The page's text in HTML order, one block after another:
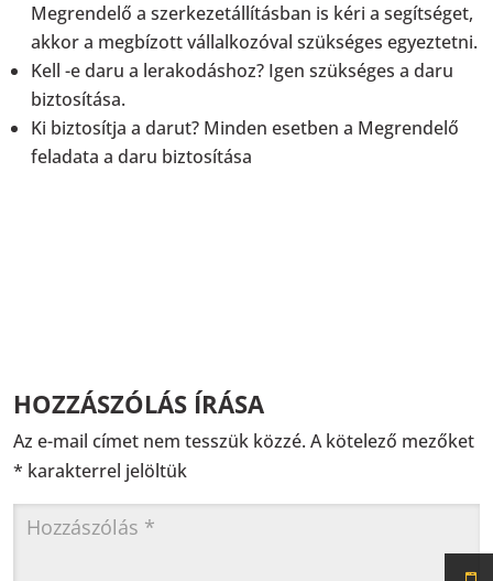
Megrendelő a szerkezetállításban is kéri a segítséget,
akkor a megbízott vállalkozóval szükséges egyeztetni.
Kell -e daru a lerakodáshoz? Igen szükséges a daru
biztosítása.
Ki biztosítja a darut? Minden esetben a Megrendelő
feladata a daru biztosítása
HOZZÁSZÓLÁS ÍRÁSA
Az e-mail címet nem tesszük közzé. A kötelező mezőket
* karakterrel jelöltük